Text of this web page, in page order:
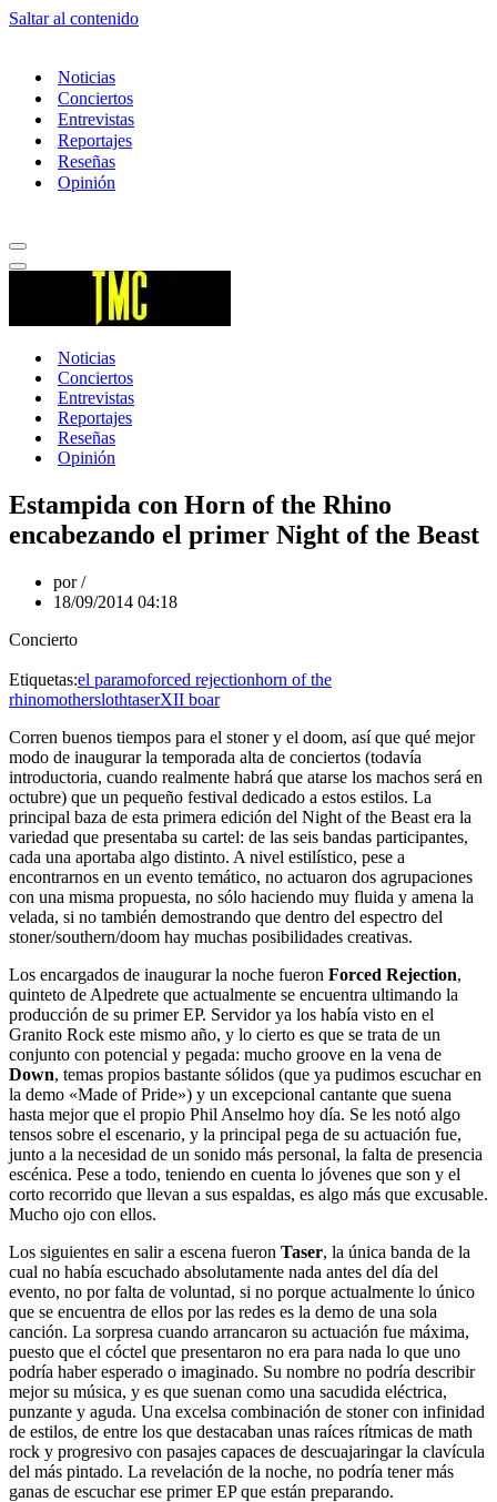
Saltar al contenido
Noticias
Conciertos
Entrevistas
Reportajes
Reseñas
Opinión
Menú
de
Menú
Noticias
Conciertos
Entrevistas
Reportajes
Reseñas
Opinión
Estampida con Horn of the Rhino
encabezando el primer Night of the Beast
por
18/09/2014 04:18
Concierto
Etiquetas:el paramoforced rejectionhorn of the
rhinomotherslothtaserXII boar
Corren buenos tiempos para el stoner y el doom, así que qué mejor
modo de inaugurar la temporada alta de conciertos (todavía
introductoria, cuando realmente habrá que atarse los machos será en
octubre) que un pequeño festival dedicado a estos estilos. La
principal baza de esta primera edición del Night of the Beast era la
variedad que presentaba su cartel: de las seis bandas participantes,
cada una aportaba algo distinto. A nivel estilístico, pese a
encontrarnos en un evento temático, no actuaron dos agrupaciones
con una misma propuesta, no sólo haciendo muy fluida y amena la
velada, si no también demostrando que dentro del espectro del
stoner/southern/doom hay muchas posibilidades creativas.
Los encargados de inaugurar la noche fueron Forced Rejection,
quinteto de Alpedrete que actualmente se encuentra ultimando la
producción de su primer EP. Servidor ya los había visto en el
Granito Rock este mismo año, y lo cierto es que se trata de un
conjunto con potencial y pegada: mucho groove en la vena de
Down, temas propios bastante sólidos (que ya pudimos escuchar en
la demo «Made of Pride») y un excepcional cantante que suena
hasta mejor que el propio Phil Anselmo hoy día. Se les notó algo
tensos sobre el escenario, y la principal pega de su actuación fue,
junto a la necesidad de un sonido más personal, la falta de presencia
escénica. Pese a todo, teniendo en cuenta lo jóvenes que son y el
corto recorrido que llevan a sus espaldas, es algo más que excusable.
Mucho ojo con ellos.
Los siguientes en salir a escena fueron Taser, la única banda de la
cual no había escuchado absolutamente nada antes del día del
evento, no por falta de voluntad, si no porque actualmente lo único
que se encuentra de ellos por las redes es la demo de una sola
canción. La sorpresa cuando arrancaron su actuación fue máxima,
puesto que el cóctel que presentaron no era para nada lo que uno
podría haber esperado o imaginado. Su nombre no podría describir
mejor su música, y es que suenan como una sacudida eléctrica,
punzante y aguda. Una excelsa combinación de stoner con infinidad
de estilos, de entre los que destacaban unas raíces rítmicas de math
rock y progresivo con pasajes capaces de descuajaringar la clavícula
del más pintado. La revelación de la noche, no podría tener más
ganas de escuchar ese primer EP que están preparando.